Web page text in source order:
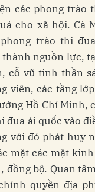
các phong trào
cho xã hội. Cà
trào thi
nguồn lực,
cỗ vũ tinh thần
viên, các tầng
Hồ Chí Minh,
đua ái quốc vào
với đó phát huy
mặt các mặt
đồng bộ. Quan
quyền địa